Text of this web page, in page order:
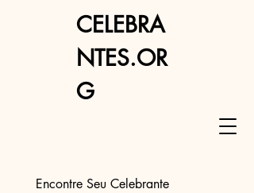
Encontre Seu Celebrante
CELEBRA
NTES.OR
G